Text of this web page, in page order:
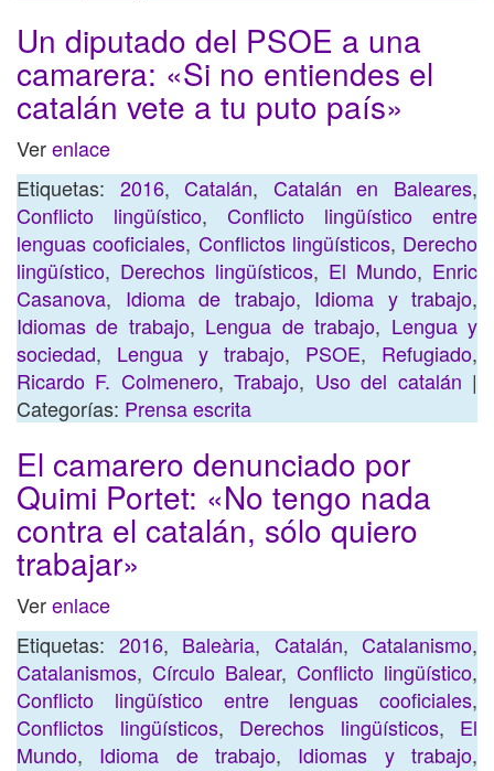
Un diputado del PSOE a una
camarera: «Si no entiendes el
catalán vete a tu puto país»
Verenlace
Etiquetas: 2016,Catalán, Catalán en Baleares,
Conflicto lingüístico, Conflicto lingüístico entre
lenguas cooficiales, Conflictos lingüísticos, Derecho
lingüístico, Derechos lingüísticos, El Mundo, Enric
Casanova, Idioma de trabajo, Idioma y trabajo,
Idiomas de trabajo, Lengua de trabajo, Lengua y
sociedad, Lengua y trabajo, PSOE, Refugiado,
Ricardo F. Colmenero,Trabajo, Uso del catalán |
Categorías: Prensa escrita
El camarero denunciado por
Quimi Portet: «No tengo nada
contra el catalán, sólo quiero
trabajar»
Verenlace
Etiquetas: 2016, Baleària, Catalán, Catalanismo,
Catalanismos, Círculo Balear, Conflicto lingüístico,
Conflicto lingüístico entre lenguas cooficiales,
Conflictos lingüísticos, Derechos lingüísticos, El
Mundo, Idioma de trabajo, Idiomas y trabajo,